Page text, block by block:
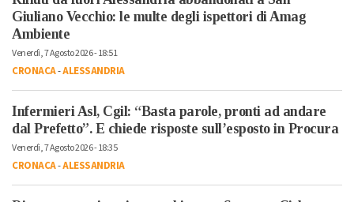
Giuliano Vecchio: le multe degli ispettori di Amag
Ambiente
Venerdì, 7 Agosto 2026 - 18:51
CRONACA-ALESSANDRIA
Infermieri Asl, Cgil: “Basta parole, pronti ad andare
dal Prefetto”. E chiede risposte sull’esposto in Procura
Venerdì, 7 Agosto 2026 - 18:35
CRONACA-ALESSANDRIA